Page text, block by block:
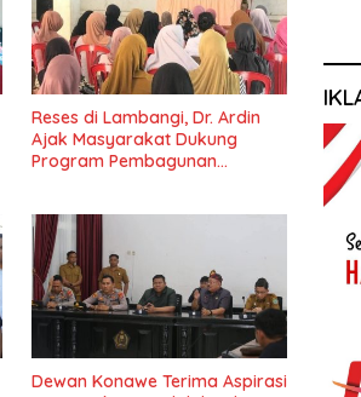
Reses di Lambangi, Dr. Ardin
Ajak Masyarakat Dukung
Program Pembagunan
Dewan Konawe Terima Aspirasi